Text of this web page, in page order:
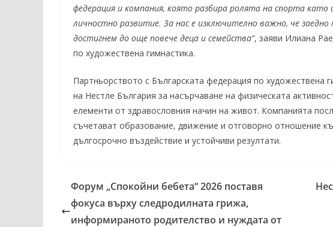
федерация и компания, която разбира ролята на спорта като
личностно развитие. За нас е изключително важно, че
достигнем до още повече деца и семейства“, заяви Илиана
по художествена гимнастика.
Партньорството с Българската федерация по художествена
на Нестле България за насърчаване на физическата
елементи от здравословния начин на живот. Компанията
съчетават образование, движение и отговорно отношение
дългосрочно въздействие и устойчиви резултати.
Форум „Спокойни бебета“ 2026 поставя
фокуса върху следродилната грижа,
информираното родителство и нуждата от